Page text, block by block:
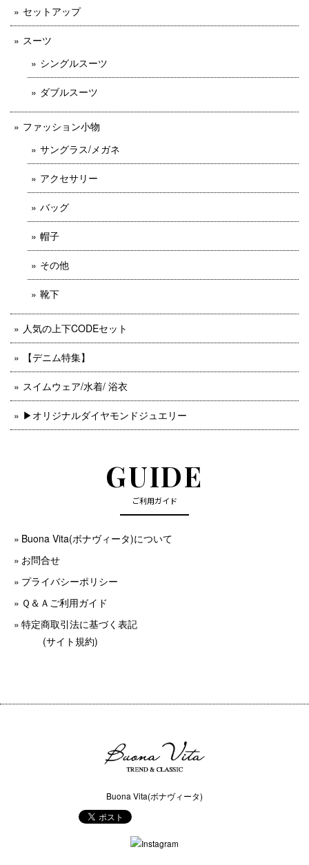
セットアップ
スーツ
シングルスーツ
ダブルスーツ
ファッション小物
サングラス/メガネ
アクセサリー
バッグ
帽子
その他
靴下
人気の上下CODEセット
【デニム特集】
スイムウェア/水着/ 浴衣
▶︎オリジナルダイヤモンドジュエリー
GUIDE
ご利用ガイド
Buona Vita(ボナヴィータ)について
お問合せ
プライバシーポリシー
Ｑ＆Ａご利用ガイド
特定商取引法に基づく表記
(サイト規約)
Buona Vita(ボナヴィータ)